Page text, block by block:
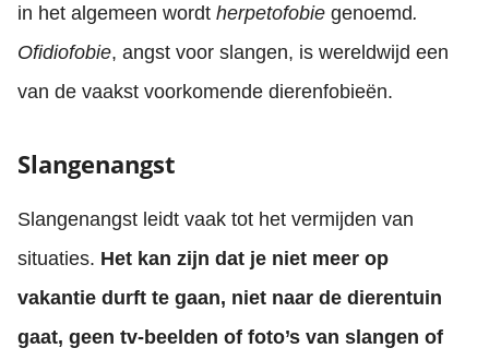
in het algemeen wordt herpetofobie genoemd.
Ofidiofobie, angst voor slangen, is wereldwijd een
van de vaakst voorkomende dierenfobieën.
Slangenangst
Slangenangst leidt vaak tot het vermijden van
situaties. Het kan zijn dat je niet meer op
vakantie durft te gaan, niet naar de dierentuin
gaat, geen tv-beelden of foto’s van slangen of